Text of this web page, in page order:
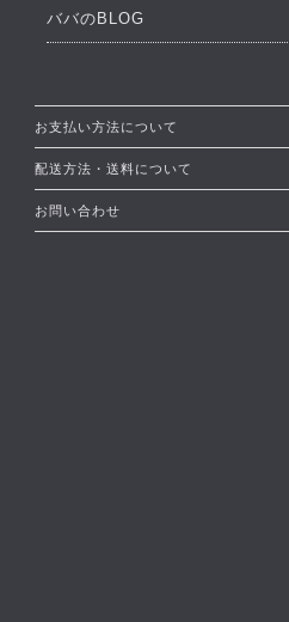
ババのBLOG
お支払い方法について
配送方法・送料について
お問い合わせ